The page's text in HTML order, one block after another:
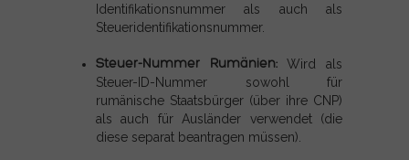
Identifikationsnummer als auch als
Steueridentifikationsnummer.
Steuer-Nummer Rumänien:Wird als
Steuer-ID-Nummer sowohl für
rumänische Staatsbürger (über ihre CNP)
als auch für Ausländer verwendet (die
diese separat beantragen müssen).